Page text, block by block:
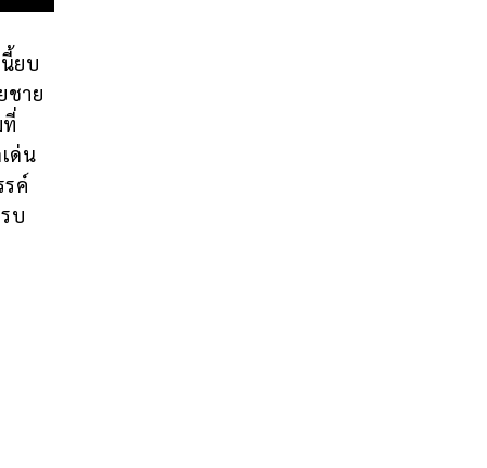
ยบ
ชาย
ด่น
ค์
บ